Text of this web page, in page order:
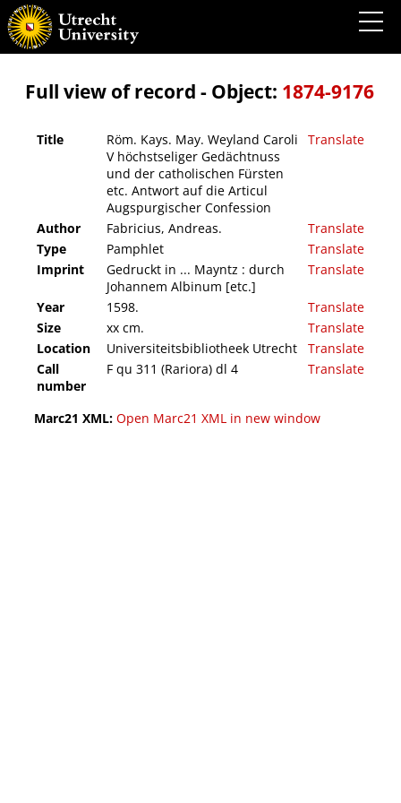
Röm. Kays. May. Weyland Caroli V höchstseliger Gedächtnuss und der catholischen
Fürsten etc. Antwort auf die Articul Augspurgischer Confession
Full view of record - Object: 1874-9176
Title
Röm. Kays. May. Weyland Caroli
V höchstseliger Gedächtnuss
und der catholischen Fürsten
etc. Antwort auf die Articul
Augspurgischer Confession
Translate
Author Fabricius, Andreas.
Translate
Type
Pamphlet
Translate
Imprint
Gedruckt in ... Mayntz : durch
Johannem Albinum [etc.]
Translate
Year 1598.
Translate
Size
xx cm.
Translate
Location
Universiteitsbibliotheek Utrecht
Translate
Call
number
F qu 311 (Rariora) dl 4 Translate
Marc21 XML: Open Marc21 XML in new window